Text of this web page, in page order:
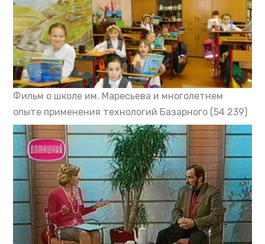
Фильм о школе им. Маресьева и многолетнем
опыте применения технологий Базарного (54 239)